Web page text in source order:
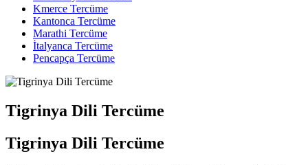
Kmerce Tercüme
Kantonca Tercüme
Marathi Tercüme
İtalyanca Tercüme
Pencapça Tercüme
Tigrinya Dili Tercüme
Tigrinya Dili Tercüme